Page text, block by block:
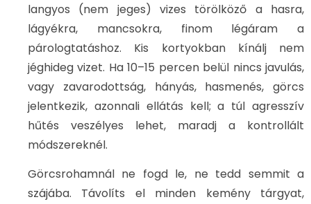
langyos (nem jeges) vizes törölköző a hasra,
lágyékra, mancsokra, finom légáram a
párologtatáshoz. Kis kortyokban kínálj nem
jéghideg vizet. Ha 10–15 percen belül nincs javulás,
vagy zavarodottság, hányás, hasmenés, görcs
jelentkezik, azonnali ellátás kell; a túl agresszív
hűtés veszélyes lehet, maradj a kontrollált
módszereknél.
Görcsrohamnál ne fogd le, ne tedd semmit a
szájába. Távolíts el minden kemény tárgyat,